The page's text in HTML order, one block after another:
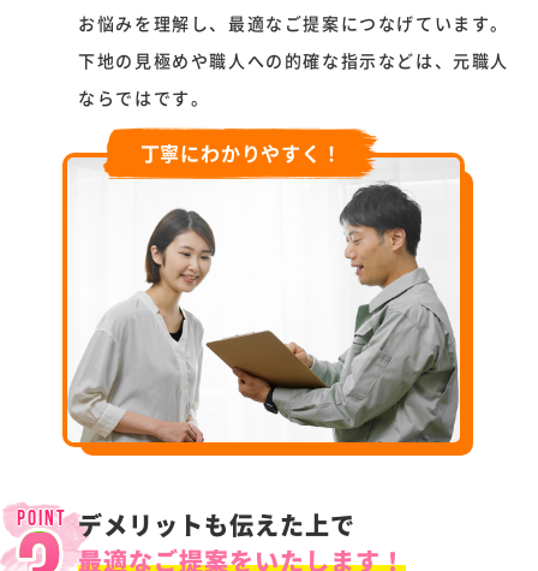
お悩みを理解し、最適なご提案につなげています。
下地の見極めや職人への的確な指示などは、元職人
ならではです。
丁寧にわかりやすく！
POINT デメリットも伝えた上で
最適なご提案をいたします！